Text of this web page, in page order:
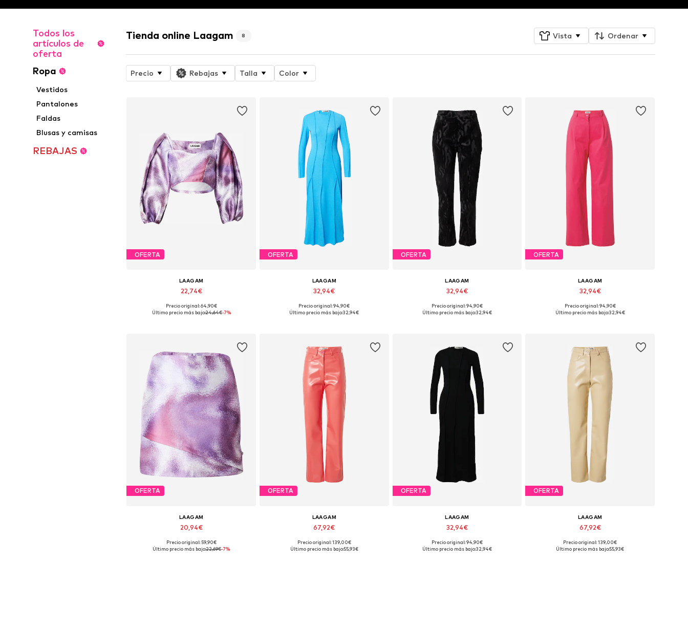
Todos los
artículos de
oferta
Ropa
Vestidos
Pantalones
Faldas
Blusas y camisas
REBAJAS
Tienda online Laagam 8 Vista Ordenar
Precio Rebajas Talla Color
OFERTA
LAAGAM
22,74€
Tallas disponibles: XS, S, M
Precio original: 64,90€
Último precio más bajo:24,64€-7%
OFERTA
LAAGAM
32,94€
Tallas disponibles: 42, 44
Precio original: 94,90€
Último precio más bajo:32,94€
OFERTA
LAAGAM
32,94€
Tallas disponibles: 40
Precio original: 94,90€
Último precio más bajo:32,94€
OFERTA
LAAGAM
32,94€
Tallas disponibles: 36
Precio original: 94,90€
Último precio más bajo:32,94€
OFERTA
LAAGAM
20,94€
Tallas disponibles: 40
Precio original: 59,90€
Último precio más bajo:22,69€-7%
OFERTA
LAAGAM
67,92€
Tallas disponibles: 36
Precio original: 139,00€
Último precio más bajo:55,93€
OFERTA
LAAGAM
32,94€
Tallas disponibles: 42
Precio original: 94,90€
Último precio más bajo:32,94€
OFERTA
LAAGAM
67,92€
Tallas disponibles: 36
Precio original: 139,00€
Último precio más bajo:55,93€